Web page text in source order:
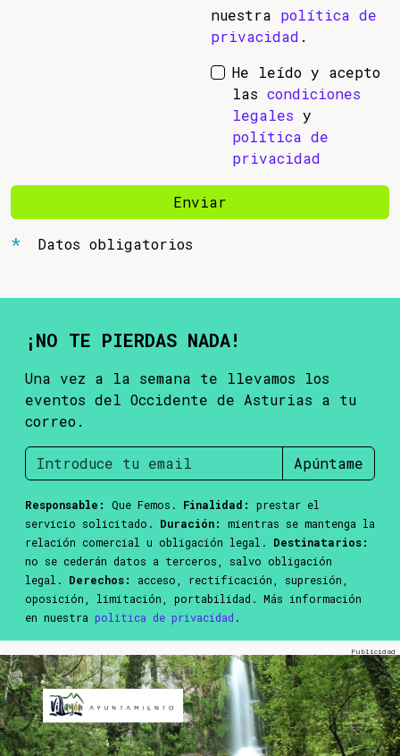
nuestra política de
privacidad .
He leído y acepto
las condiciones
legales y
política de
privacidad
Enviar
Datos obligatorios
¡NO TE PIERDAS NADA!
Una vez a la semana te llevamos los
eventos del Occidente de Asturias a tu
correo.
Apúntame
Responsable: Que Femos. Finalidad:
prestar el
servicio solicitado. Duración:
mientras se mantenga la
relación comercial u obligación legal. Destinatarios:
no se cederán datos a terceros, salvo obligación
legal. Derechos:
acceso, rectificación, supresión,
oposición, limitación, portabilidad. Más información
en nuestra política de privacidad .